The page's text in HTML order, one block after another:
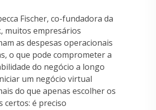
Fischer, co-fundadora da
muitos empresários
as despesas operacionais
o que pode comprometer a
do negócio a longo
um negócio virtual
do que apenas escolher os
certos: é preciso